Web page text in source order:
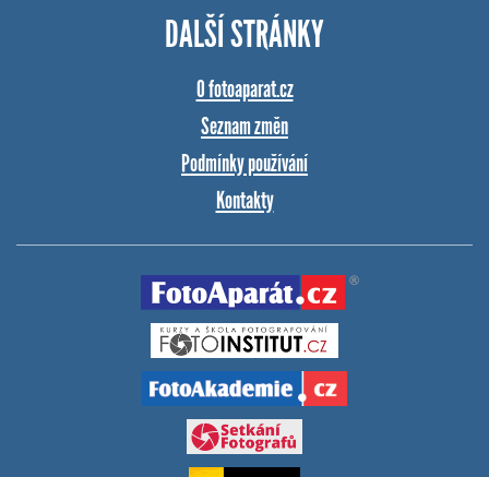
DALŠÍ STRÁNKY
O fotoaparat.cz
Seznam změn
Podmínky používání
Kontakty